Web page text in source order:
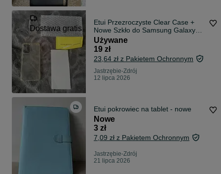
Dostawa gratis
Etui Przezroczyste Clear Case +
Nowe Szkło do Samsung Galaxy
A52 / A52s 5G
Używane
19 zł
23,64 zł z Pakietem Ochronnym
Jastrzębie-Zdrój
12 lipca 2026
Etui pokrowiec na tablet - nowe
Nowe
3 zł
7,09 zł z Pakietem Ochronnym
Jastrzębie-Zdrój
21 lipca 2026